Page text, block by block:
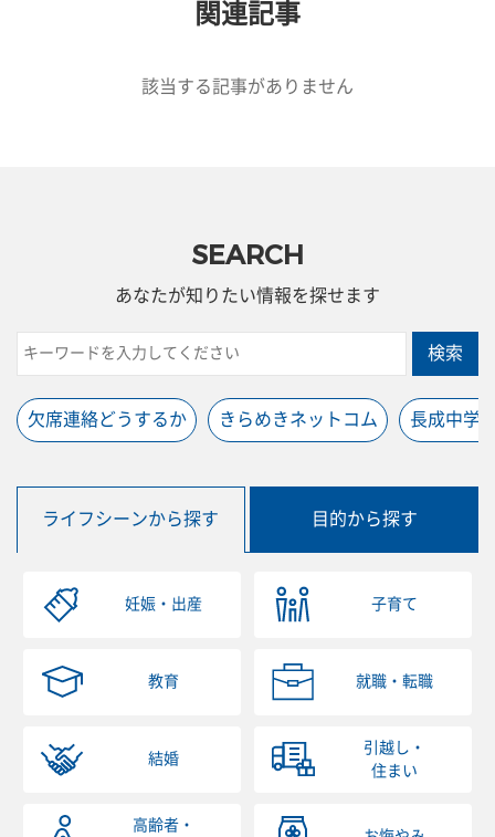
関連記事
該当する記事がありません
SEARCH
あなたが知りたい情報を探せます
検索
欠席連絡どうするか きらめきネットコム 長成中学
ライフシーンから探す 目的から探す
妊娠・出産 子育て
教育 就職・転職
結婚
引越し・
住まい
高齢者・